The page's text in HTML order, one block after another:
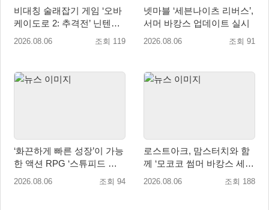
비대칭 술래잡기 게임 ‘오바
케이도로 2: 추격전’ 닌텐도
eShop 출시
2026.08.06 조회 119
넷마블 ‘세븐나이츠 리버스’,
서머 바캉스 업데이트 실시
2026.08.06 조회 91
‘화끈하게 빠른 성장’이 가능
한 액션 RPG ‘스튜피드 네
버 다이즈’ 패키지판 예약판
2026.08.06 조회 94
로스트아크, 맘스터치와 함
께 ‘모코코 썸머 바캉스 세
트’ 출시
2026.08.06 조회 188